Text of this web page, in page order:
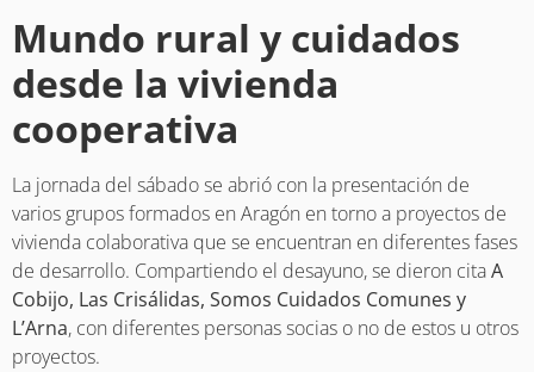
Mundo rural y cuidados
desde la vivienda
cooperativa
La jornada del sábado se abrió con la presentación de
varios grupos formados en Aragón en torno a proyectos de
vivienda colaborativa que se encuentran en diferentes fases
de desarrollo. Compartiendo el desayuno, se dieron citaA
Cobijo, Las Crisálidas, Somos Cuidados Comunes y
L’Arna, con diferentes personas socias o no de estos u otros
proyectos.